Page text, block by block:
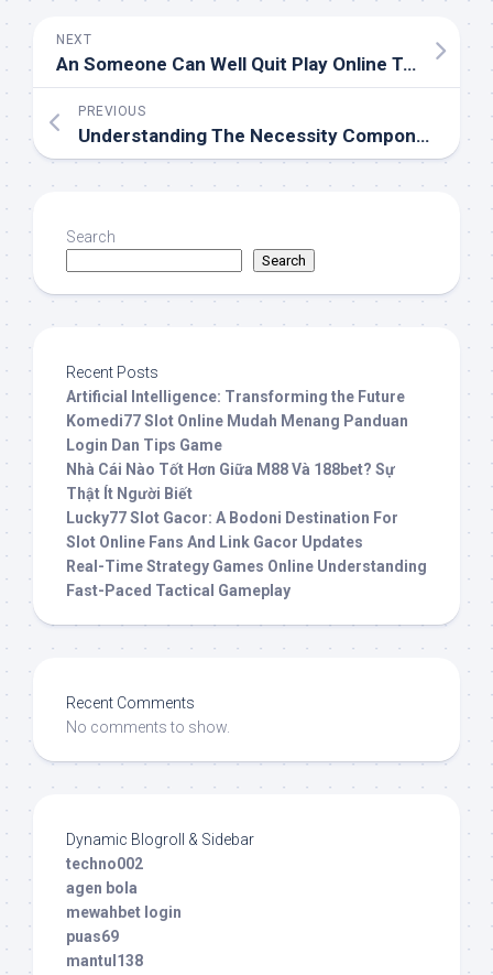
NEXT
An Someone Can Well Quit Play Online Together With Get Manage Connected With The Life
PREVIOUS
Understanding The Necessity Components Of Motortruck Parts: A Comprehensive Guide To Maintaining And Upgrading Your Vehicle For Best Public Presentation
Search
Search
Recent Posts
Artificial Intelligence: Transforming the Future
Komedi77 Slot Online Mudah Menang Panduan
Login Dan Tips Game
Nhà Cái Nào Tốt Hơn Giữa M88 Và 188bet? Sự
Thật Ít Người Biết
Lucky77 Slot Gacor: A Bodoni Destination For
Slot Online Fans And Link Gacor Updates
Real-Time Strategy Games Online Understanding
Fast-Paced Tactical Gameplay
Recent Comments
No comments to show.
Dynamic Blogroll & Sidebar
techno002
agen bola
mewahbet login
puas69
mantul138